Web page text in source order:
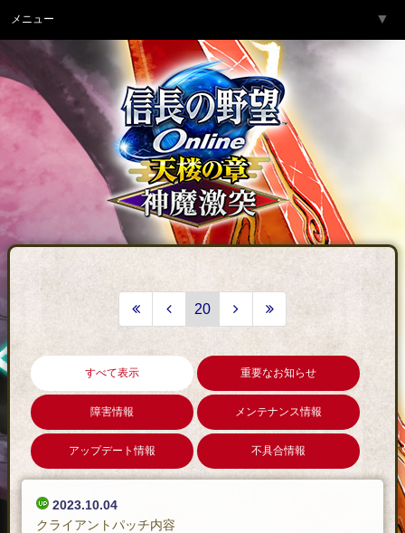
メニュー ▼
トップページ
ゲーム紹介
サービス
コミュニティ
ネットカフェ ▼
20
すべて表示 重要なお知らせ
障害情報 メンテナンス情報
アップデート情報 不具合情報
2023.10.04
クライアントパッチ内容